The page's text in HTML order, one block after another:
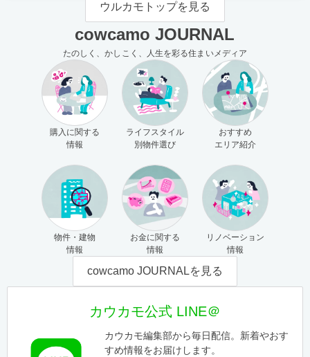
ウルカモトップを見る
cowcamo JOURNAL
たのしく、かしこく、人生を彩る住まいメディア
購入に関する
情報
ライフスタイル
別物件選び
おすすめ
エリア紹介
物件・建物
情報
お金に関する
情報
リノベーション
情報
cowcamo JOURNALを見る
カウカモ公式 LINE＠
カウカモ編集部から毎日配信。新着やおす
すめ情報をお届けします。